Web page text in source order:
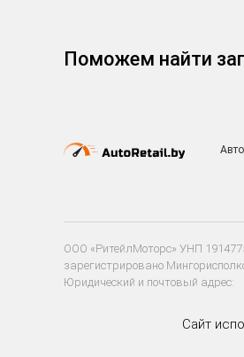
Поможем найти
ООО «РитейлМоторс» УНП
зарегистрировано
Юридический и почтовый адрес:
Сайт